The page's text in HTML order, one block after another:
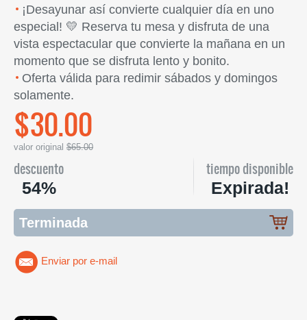
¡Desayunar así convierte cualquier día en uno
especial! 💛 Reserva tu mesa y disfruta de una
vista espectacular que convierte la mañana en un
momento que se disfruta lento y bonito.
Oferta válida para redimir sábados y domingos
solamente.
$30.00
valor original $65.00
descuento
54%
tiempo disponible
Expirada!
Terminada
Enviar por e-mail